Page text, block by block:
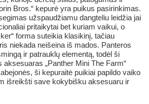
Bros.“ kepurė yra puikus pasirinkimas.
užspaudžiamu dangteliu leidžia jai
pritaikytai bet kuriam vaikui, o
forma suteikia klasikinį, tačiau
niekada neišeina iš mados. Panteros
ir patrauklų elementą, todėl ši
aksesuaras „Panther Mini The Farm“
ši kepuraitė puikiai papildo vaiko
išreikšti save kokybišku aksesuaru ir